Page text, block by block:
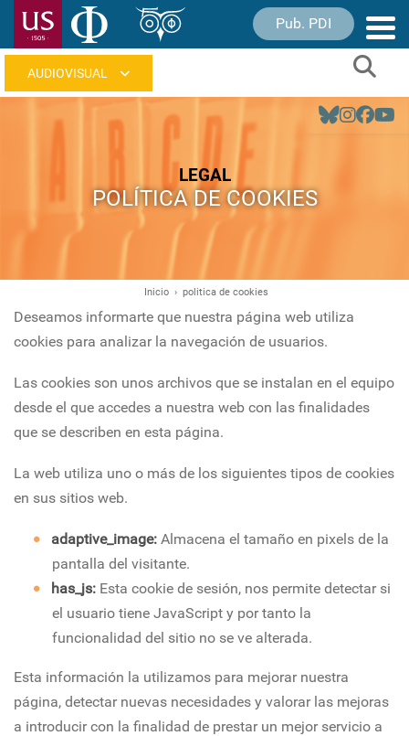
Pasar
Pub. PDI
Navegación
LEGAL
POLÍTICA DE COOKIES
de
navegación
Inicio politica de cookies
Deseamos informarte que nuestra página web utiliza
cookies para analizar la navegación de usuarios.
Las cookies son unos archivos que se instalan en el equipo
desde el que accedes a nuestra web con las finalidades
que se describen en esta página.
La web utiliza uno o más de los siguientes tipos de cookies
en sus sitios web.
adaptive_image: Almacena el tamaño en pixels de la
pantalla del visitante.
has_js: Esta cookie de sesión, nos permite detectar si
el usuario tiene JavaScript y por tanto la
funcionalidad del sitio no se ve alterada.
Esta información la utilizamos para mejorar nuestra
página, detectar nuevas necesidades y valorar las mejoras
a introducir con la finalidad de prestar un mejor servicio a